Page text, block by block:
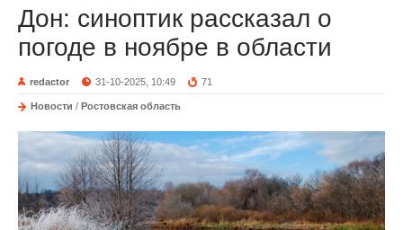
Дон: синоптик рассказал о
погоде в ноябре в области
redactor 31-10-2025, 10:49 71
Новости / Ростовская область